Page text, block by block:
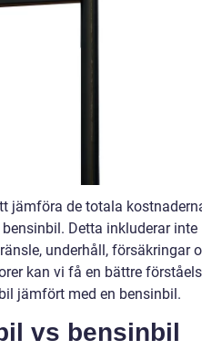
jämföra de totala
Detta inkluderar inte
underhåll, försäkringar
kan vi få en bättre
jämfört med en bensinbil.
vs bensinbil